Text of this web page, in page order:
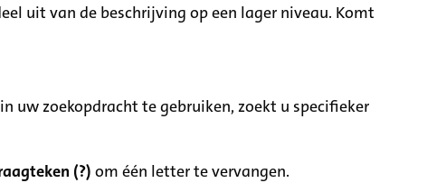
uit van de beschrijving op een lager niveau. Komt
uw zoekopdracht te gebruiken, zoekt u specifieker
(?) om één letter te vervangen.